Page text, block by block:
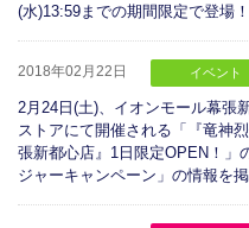
(水)13:59までの期間限定で登場
2018年02月22日 イベント
2月24日(土)、イオンモール幕張
ストアにて開催される「『竜神
張新都心店』1日限定OPEN！」
ジャーキャンペーン」の情報を